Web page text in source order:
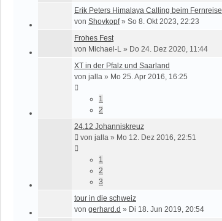
Erik Peters Himalaya Calling beim
von Shovkopf» So 8. Okt 2023, 22:23
Frohes Fest
von Michael-L » Do 24. Dez 2020, 11:44
XT in der Pfalz und Saarland
von jalla » Mo 25. Apr 2016, 16:25
1
2
24.12 Johanniskreuz
von jalla » Mo 12. Dez 2016, 22:51
1
2
3
tour in die schweiz
von gerhard.d » Di 18. Jun 2019, 20:54